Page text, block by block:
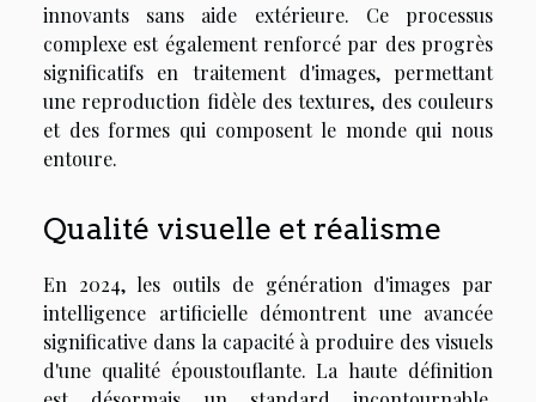
innovants sans aide extérieure. Ce processus
complexe est également renforcé par des progrès
significatifs en traitement d'images, permettant
une reproduction fidèle des textures, des couleurs
et des formes qui composent le monde qui nous
entoure.
Qualité visuelle et réalisme
En 2024, les outils de génération d'images par
intelligence artificielle démontrent une avancée
significative dans la capacité à produire des visuels
d'une qualité époustouflante. La haute définition